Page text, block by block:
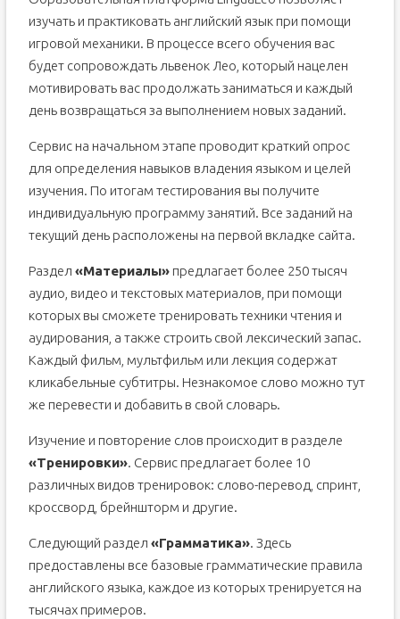
изучать и практиковать английский язык при помощи
игровой механики. В процессе всего обучения вас
будет сопровождать львенок Лео, который нацелен
мотивировать вас продолжать заниматься и каждый
день возвращаться за выполнением новых заданий.
Сервис на начальном этапе проводит краткий опрос
для определения навыков владения языком и целей
изучения. По итогам тестирования вы получите
индивидуальную программу занятий. Все заданий на
текущий день расположены на первой вкладке сайта.
Раздел «Материалы»предлагает более 250 тысяч
аудио, видео и текстовых материалов, при помощи
которых вы сможете тренировать техники чтения и
аудирования, а также строить свой лексический запас.
Каждый фильм, мультфильм или лекция содержат
кликабельные субтитры. Незнакомое слово можно тут
же перевести и добавить в свой словарь.
Изучение и повторение слов происходит в разделе
«Тренировки». Сервис предлагает более 10
различных видов тренировок: слово-перевод, спринт,
кроссворд, брейншторм и другие.
Следующий раздел «Грамматика». Здесь
предоставлены все базовые грамматические правила
английского языка, каждое из которых тренируется на
тысячах примеров.